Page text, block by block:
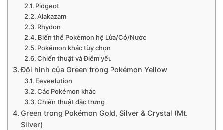
Pidgeot
Alakazam
Rhydon
Biến thể Pokémon hệ Lửa/Cỏ/Nước
Pokémon khác tùy chọn
Chiến thuật và Điểm yếu
Đội hình của Green trong Pokémon Yellow
Eeveelution
Các Pokémon khác
Chiến thuật đặc trưng
Green trong Pokémon Gold, Silver & Crystal (Mt.
Silver)